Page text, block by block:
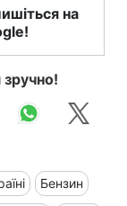
на
Бензин